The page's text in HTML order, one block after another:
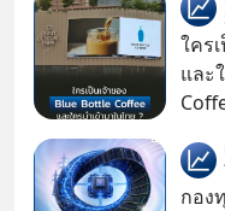
ใคร
และ
แรก
กอง